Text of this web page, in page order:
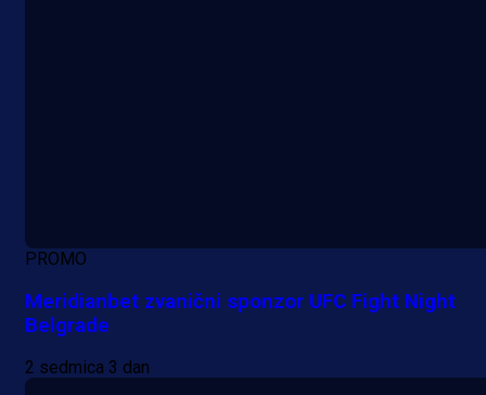
PROMO
Meridianbet zvanični sponzor UFC Fight Night
Belgrade
2 sedmica 3 dan